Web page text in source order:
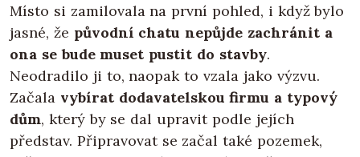
Místo si zamilovala na první pohled, i když bylo
jasné, že původní chatu nepůjde zachránit a
ona se bude muset pustit do stavby.
Neodradilo ji to, naopak to vzala jako výzvu.
Začala vybírat dodavatelskou firmu a typový
dům, který by se dal upravit podle jejích
představ. Připravovat se začal také pozemek,